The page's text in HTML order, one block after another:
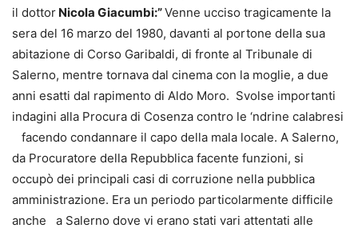
il dottor Nicola Giacumbi:”Venne ucciso tragicamente la
sera del 16 marzo del 1980, davanti al portone della sua
abitazione di Corso Garibaldi, di fronte al Tribunale di
Salerno, mentre tornava dal cinema con la moglie, a due
anni esatti dal rapimento di Aldo Moro. Svolse importanti
indagini alla Procura di Cosenza contro le ‘ndrine calabresi
facendo condannare il capo della mala locale. A Salerno,
da Procuratore della Repubblica facente funzioni, si
occupò dei principali casi di corruzione nella pubblica
amministrazione. Era un periodo particolarmente difficile
anche a Salerno dove vi erano stati vari attentati alle